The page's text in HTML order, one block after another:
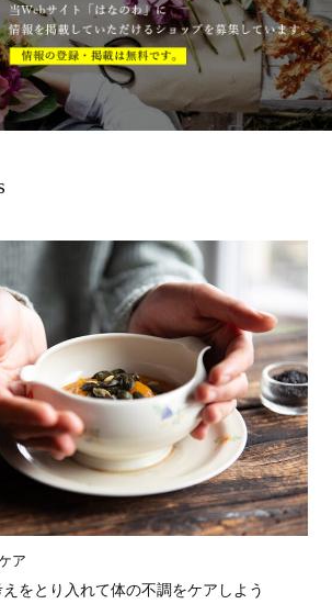
ア
をとり入れて体の不調をケアしよう